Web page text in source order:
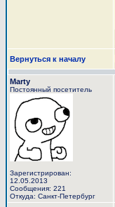
Вернуться к началу
Marty
Постоянный посетитель
Зарегистрирован:
12.05.2013
Сообщения: 221
Откуда: Санкт-Петербург